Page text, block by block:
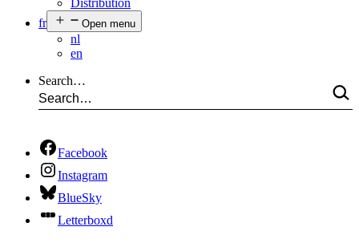
Distribution
fr
Open menu
nl
en
Search…
Facebook
Instagram
BlueSky
Letterboxd